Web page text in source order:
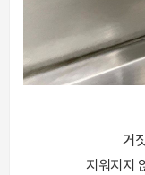
거
지워지지